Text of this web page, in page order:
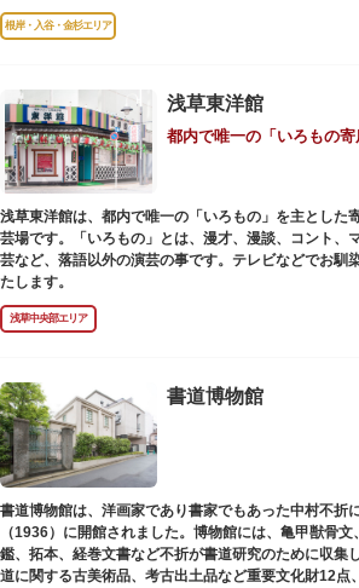
多く参拝に訪れます。
根岸・入谷・金杉エリア
浅草東洋館
都内で唯一の「いろもの
浅草東洋館は、都内で唯一の「いろもの」を主とした
芸場です。「いろもの」とは、漫才、漫談、コント、
芸など、落語以外の演芸の事です。テレビなどでお馴
たします。
浅草中央部エリア
書道博物館
書道博物館は、洋画家であり書家でもあった中村不折
（1936）に開館されました。博物館には、亀甲獣骨
鑑、拓本、経巻文書など不折が書道研究のために収集
道に関する古美術品、考古出土品など重要文化財12点